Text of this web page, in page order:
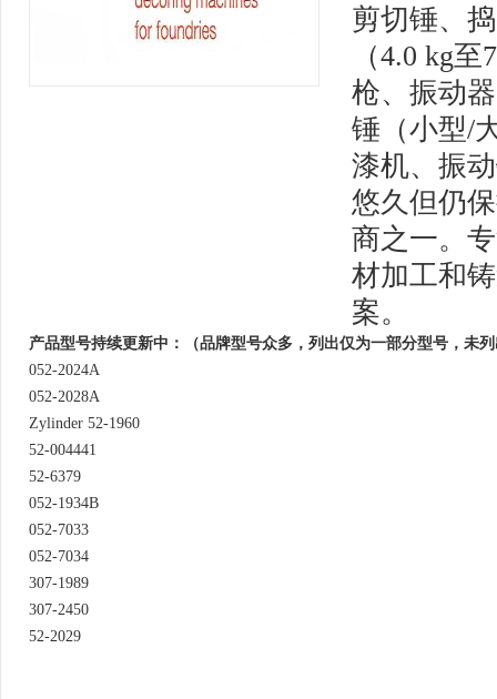
剪切锤、
（4.0 kg
枪、振动
锤（小型/
漆机、振
悠久但仍
商之一。
材加工和
案。
产品型号持续更新中：（品牌型号众多，列出仅为一部分型号，未
052-2024A
052-2028A
Zylinder 52-1960
52-004441
52-6379
052-1934B
052-7033
052-7034
307-1989
307-2450
52-2029